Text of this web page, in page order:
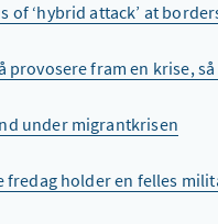
of ‘hybrid attack’ at
provosere fram en krise,
under migrantkrisen
fredag holder en felles